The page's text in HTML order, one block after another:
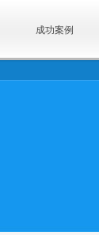
成功案例